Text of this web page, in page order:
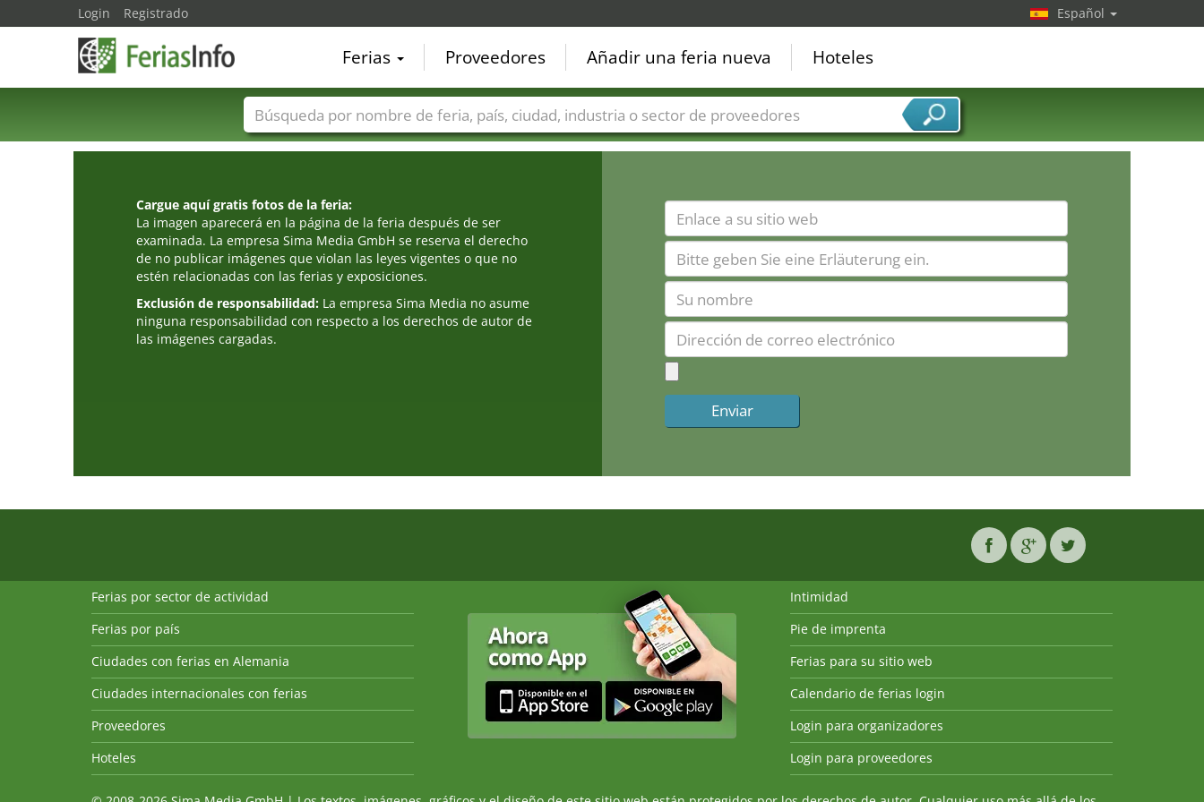
Cargue aquí gratis fotos de la feria:
La imagen aparecerá en la página de la feria después de ser
examinada. La empresa Sima Media GmbH se reserva el derecho
de no publicar imágenes que violan las leyes vigentes o que no
estén relacionadas con las ferias y exposiciones.
Exclusión de responsabilidad: La empresa Sima Media no asume
ninguna responsabilidad con respecto a los derechos de autor de
las imágenes cargadas.
Login Registrado Español
Ferias Proveedores Añadir una feria nueva Hoteles
Nombres de ferias Países Ciudades Sectores de ferias Sectores de proveedor de servicios
Ferias por sector de actividad
Ferias por país
Ciudades con ferias en Alemania
Ciudades internacionales con ferias
Proveedores
Hoteles
Intimidad
Pie de imprenta
Ferias para su sitio web
Calendario de ferias login
Login para organizadores
Login para proveedores